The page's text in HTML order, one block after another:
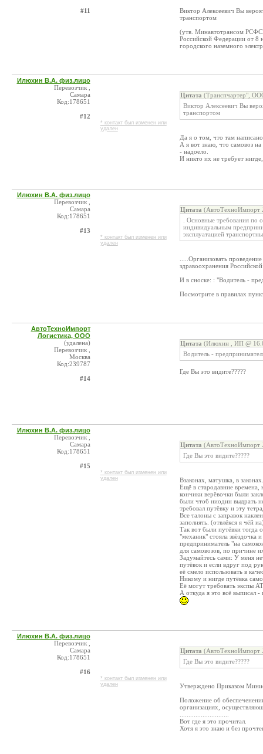
#11
Виктор Алексеевич Вы
транспортом
(утв. Минавтотрансом
Российской Федерации от 8
городского наземного
Илюхин В.А. физ.лицо
Перевозчик ,
Самара
Код:178651
#12
* контакт был изменен или
удален
Цитата (Транспчартер",
Виктор Алексеевич Вы
транспортом
Да я о том, что там
А я вот знаю, что самовоз
- надоело.
И никто их не требует
Илюхин В.А. физ.лицо
Перевозчик ,
Самара
Код:178651
#13
* контакт был изменен или
удален
Цитата (АвтоТехноИмпорт
. Основные требования
индивидуальным
эксплуатацией
.....Организовать
здравоохранения
И в сноске: : "Водитель -
Посмотрите в правилах
АвтоТехноИмпорт
Логистика, ООО
(удалена)
Перевозчик ,
Москва
Код:239787
#14
Цитата (Илюхин , ИП @
Водитель -
Где Вы это видите?????
Илюхин В.А. физ.лицо
Перевозчик ,
Самара
Код:178651
#15
* контакт был изменен или
удален
Цитата (АвтоТехноИмпорт
Где Вы это видите?????
Взаконах, матушка, в законах.
Ещё в стародавние времена,
кончики верёвочки были
были чтоб ниодин выдрать
требовал путёвку и эту
Все талоны с заправок
заполнять. (отвлёкся я чёй
Так вот были путёвки тогда
"механик" стояла
предприниматель "на
для самовозов, по причине
Задумайтесь сами: У меня
путёвок и если вдруг под
её смело использовать в
Никому и нигде путёвка
Её могут требовать экспы
А откуда я это всё выписал
Илюхин В.А. физ.лицо
Перевозчик ,
Самара
Код:178651
#16
* контакт был изменен или
удален
Цитата (АвтоТехноИмпорт
Где Вы это видите?????
Утверждено Приказом
Положение об
организациях,
Вот где я это прочитал.
Хотя я это знаю и без